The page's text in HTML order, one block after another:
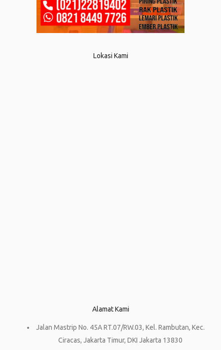
Lokasi Kami
Alamat Kami
Jalan Mastrip No. 45A RT.07/RW.03, Kel. Rambutan, Kec.
Ciracas, Jakarta Timur, DKI Jakarta 13830